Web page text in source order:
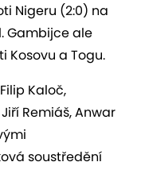
Nigeru (2:0) na
Gambijce ale
Kosovu a Togu.
Kaloč,
Remiáš, Anwar
soustředění